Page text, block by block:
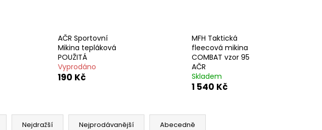
AČR Sportovní
Mikina tepláková
POUŽITÁ
Vyprodáno
190 Kč
MFH Taktická
fleecová mikina
COMBAT vzor 95
AČR
Skladem
1 540 Kč
Nejdražší Nejprodávanější Abecedně
AČR TAKTICKÁ KOŠILE UBACS VZOR 95